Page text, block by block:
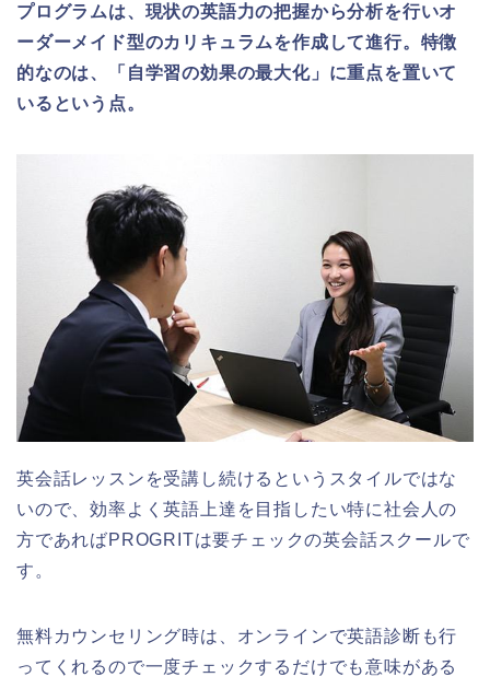
プログラムは、現状の英語力の把握から分析を行いオ
ーダーメイド型のカリキュラムを作成して進行。特徴
的なのは、「自学習の効果の最大化」に重点を置いて
いるという点。
英会話レッスンを受講し続けるというスタイルではな
いので、効率よく英語上達を目指したい特に社会人の
方であればPROGRITは要チェックの英会話スクールで
す。
無料カウンセリング時は、オンラインで英語診断も行
ってくれるので一度チェックするだけでも意味がある